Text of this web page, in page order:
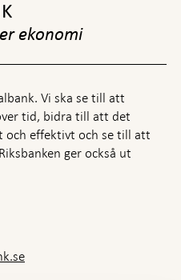
ekonomi
Vi ska se till att
tid, bidra till att det
och effektivt och se till att
ger också ut